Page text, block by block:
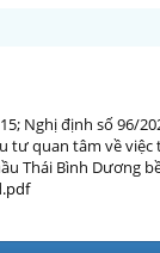
Nghị định số 96/
tư quan tâm về
Thái Bình Dương